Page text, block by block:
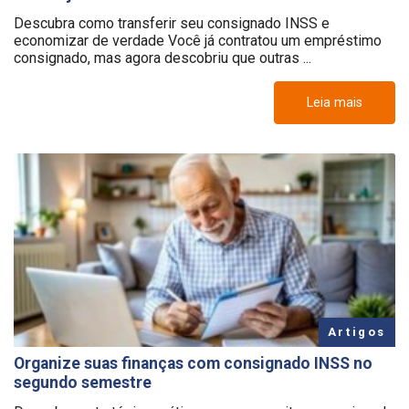
Descubra como transferir seu consignado INSS e
economizar de verdade Você já contratou um empréstimo
consignado, mas agora descobriu que outras ...
Leia mais
Artigos
Organize suas finanças com consignado INSS no
segundo semestre